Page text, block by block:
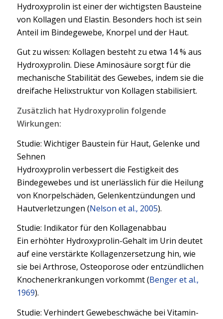
Hydroxyprolin ist einer der wichtigsten Bausteine
von Kollagen und Elastin. Besonders hoch ist sein
Anteil im Bindegewebe, Knorpel und der Haut.
Gut zu wissen: Kollagen besteht zu etwa 14 % aus
Hydroxyprolin. Diese Aminosäure sorgt für die
mechanische Stabilität des Gewebes, indem sie die
dreifache Helixstruktur von Kollagen stabilisiert.
Zusätzlich hat Hydroxyprolin folgende
Wirkungen:
Studie: Wichtiger Baustein für Haut, Gelenke und
Sehnen
Hydroxyprolin verbessert die Festigkeit des
Bindegewebes und ist unerlässlich für die Heilung
von Knorpelschäden, Gelenkentzündungen und
Hautverletzungen (Nelson et al., 2005).
Studie: Indikator für den Kollagenabbau
Ein erhöhter Hydroxyprolin-Gehalt im Urin deutet
auf eine verstärkte Kollagenzersetzung hin, wie
sie bei Arthrose, Osteoporose oder entzündlichen
Knochenerkrankungen vorkommt (Benger et al.,
1969).
Studie: Verhindert Gewebeschwäche bei Vitamin-